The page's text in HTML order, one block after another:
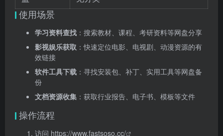
使用场景
学习资料查找 ：搜索教材、课程、考研资料等网盘分享
影视娱乐获取 ：快速定位电影、电视剧、动漫资源的有
效链接
软件工具下载 ：寻找安装包、补丁、实用工具等网盘备
份
文档资源收集 ：获取行业报告、电子书、模板等文件
操作流程
访问 https://www.fastsoso.cc/